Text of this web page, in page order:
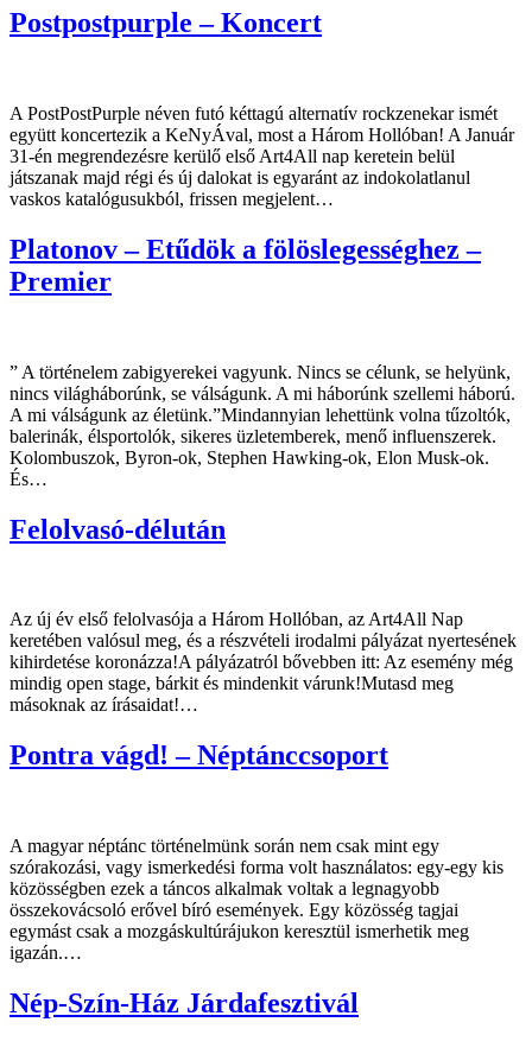
Postpostpurple – Koncert
A PostPostPurple néven futó kéttagú alternatív rockzenekar ismét
együtt koncertezik a KeNyÁval, most a Három Hollóban! A Január
31-én megrendezésre kerülő első Art4All nap keretein belül
játszanak majd régi és új dalokat is egyaránt az indokolatlanul
vaskos katalógusukból, frissen megjelent…
Platonov – Etűdök a fölöslegességhez –
Premier
” A történelem zabigyerekei vagyunk. Nincs se célunk, se helyünk,
nincs világháborúnk, se válságunk. A mi háborúnk szellemi háború.
A mi válságunk az életünk.”Mindannyian lehettünk volna tűzoltók,
balerinák, élsportolók, sikeres üzletemberek, menő influenszerek.
Kolombuszok, Byron-ok, Stephen Hawking-ok, Elon Musk-ok.
És…
Felolvasó-délután
Az új év első felolvasója a Három Hollóban, az Art4All Nap
keretében valósul meg, és a részvételi irodalmi pályázat nyertesének
kihirdetése koronázza!A pályázatról bővebben itt: Az esemény még
mindig open stage, bárkit és mindenkit várunk!Mutasd meg
másoknak az írásaidat!…
Pontra vágd! – Néptánccsoport
A magyar néptánc történelmünk során nem csak mint egy
szórakozási, vagy ismerkedési forma volt használatos: egy-egy kis
közösségben ezek a táncos alkalmak voltak a legnagyobb
összekovácsoló erővel bíró események. Egy közösség tagjai
egymást csak a mozgáskultúrájukon keresztül ismerhetik meg
igazán.…
Nép-Szín-Ház Járdafesztivál